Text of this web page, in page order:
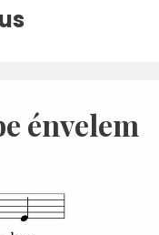
énvelem